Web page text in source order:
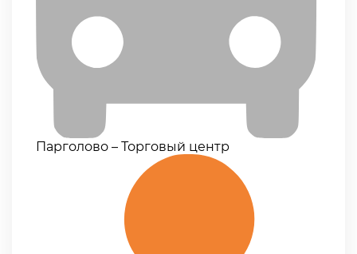
Парголово – Торговый центр